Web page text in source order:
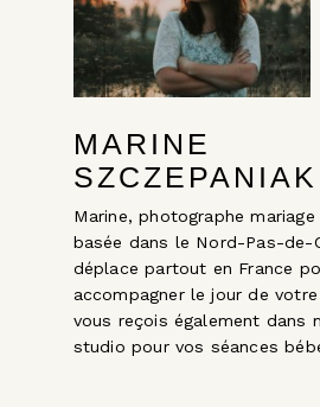
MARINE
SZCZEPANIAK
Marine, photographe
basée dans le Nord-Pas-de-
déplace partout en France
accompagner le jour de
vous reçois également dans
studio pour vos séances